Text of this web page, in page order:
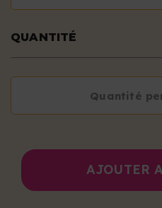
QUANTITÉ
Quantité
AJOUTER